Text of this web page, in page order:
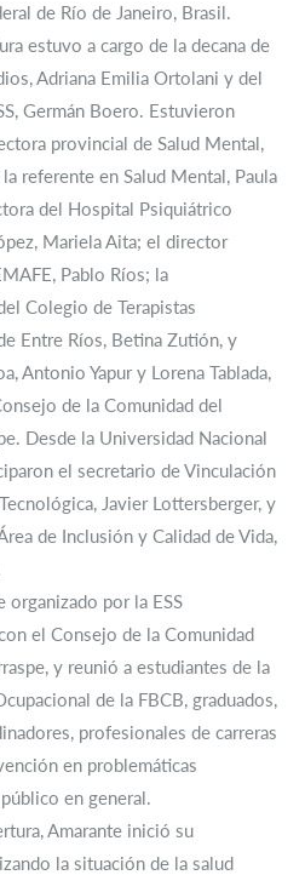
de Río de Janeiro, Brasil.
estuvo a cargo de la decana de
Adriana Emilia Ortolani y del
Germán Boero. Estuvieron
provincial de Salud Mental,
referente en Salud Mental, Paula
del Hospital Psiquiátrico
Mariela Aita; el director
Pablo Ríos; la
Colegio de Terapistas
Entre Ríos, Betina Zutión, y
Antonio Yapur y Lorena Tablada,
de la Comunidad del
Desde la Universidad Nacional
el secretario de Vinculación
Javier Lottersberger, y
de Inclusión y Calidad de Vida,
organizado por la ESS
el Consejo de la Comunidad
y reunió a estudiantes de la
de la FBCB, graduados,
profesionales de carreras
en problemáticas
en general.
Amarante inició su
la situación de la salud